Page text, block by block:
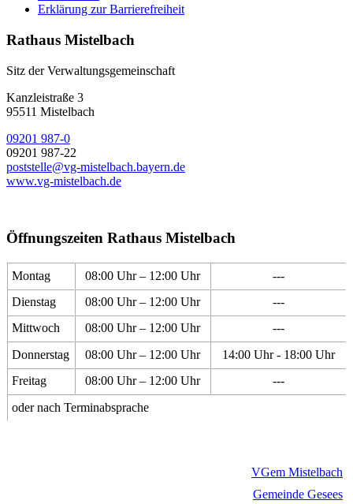
Erklärung zur Barrierefreiheit
Rathaus Mistelbach
Sitz der Verwaltungsgemeinschaft
Kanzleistraße 3
95511 Mistelbach
09201 987-0
09201 987-22
poststelle@vg-mistelbach.bayern.de
www.vg-mistelbach.de
Öffnungszeiten Rathaus Mistelbach
Montag 08:00 Uhr – 12:00 Uhr
---
Dienstag
08:00 Uhr – 12:00 Uhr
---
Mittwoch
08:00 Uhr – 12:00 Uhr
---
Donnerstag
08:00 Uhr – 12:00 Uhr
14:00 Uhr - 18:00 Uhr
Freitag
08:00 Uhr – 12:00 Uhr
---
oder nach Terminabsprache
VGem Mistelbach
Gemeinde Gesees